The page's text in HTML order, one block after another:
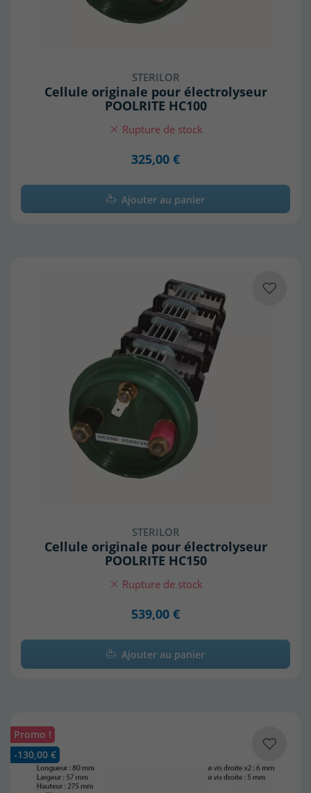
STERILOR
Cellule originale pour électrolyseur
POOLRITE HC100
Rupture de stock
325,00 €
Ajouter au panier
STERILOR
Cellule originale pour électrolyseur
POOLRITE HC150
Rupture de stock
539,00 €
Ajouter au panier
Promo !
-130,00 €